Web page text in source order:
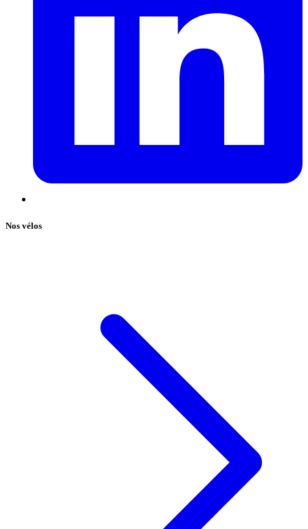
Nos vélos